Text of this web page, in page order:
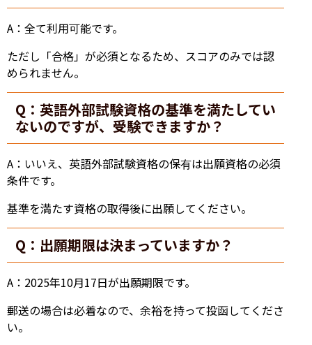
A：全て利用可能です。
ただし「合格」が必須となるため、スコアのみでは認
められません。
Q：英語外部試験資格の基準を満たしてい
ないのですが、受験できますか？
A：いいえ、英語外部試験資格の保有は出願資格の必須
条件です。
基準を満たす資格の取得後に出願してください。
Q：出願期限は決まっていますか？
A：2025年10月17日が出願期限です。
郵送の場合は必着なので、余裕を持って投函してくださ
い。